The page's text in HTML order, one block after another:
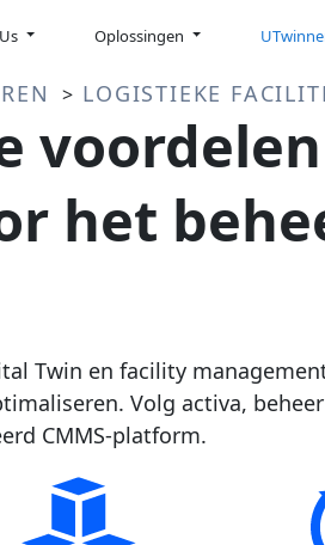
Oplossingen
> LOGISTIEKE
het
Twin en facility
Volg activa,
CMMS-platform.